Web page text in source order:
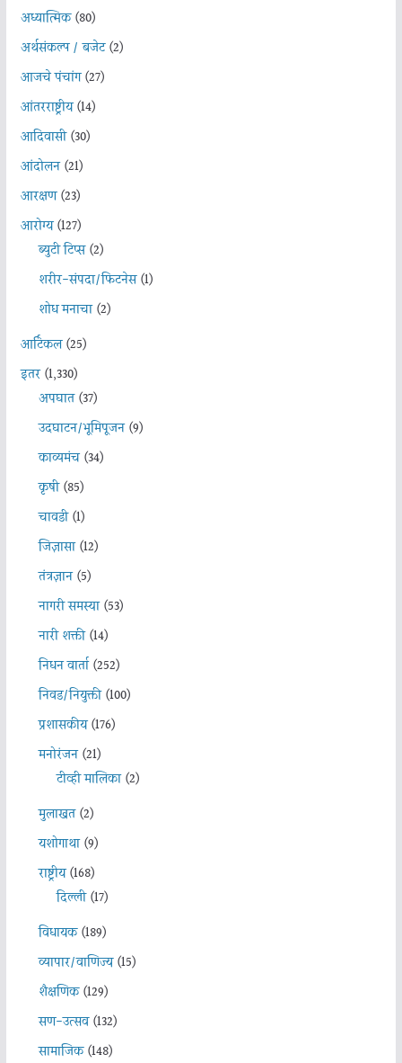
अध्यात्मिक(80)
अर्थसंकल्प / बजेट(2)
आजचे पंचांग(27)
आंतरराष्ट्रीय(14)
आदिवासी(30)
आंदोलन(21)
आरक्षण(23)
आरोग्य(127)
ब्युटी टिप्स(2)
शरीर-संपदा/फिटनेस(1)
शोध मनाचा(2)
आर्टिकल(25)
इतर(1,330)
अपघात(37)
उदघाटन/भूमिपूजन(9)
काव्यमंच(34)
कृषी(85)
चावडी(1)
जिज्ञासा(12)
तंत्रज्ञान(5)
नागरी समस्या(53)
नारी शक्ती(14)
निधन वार्ता(252)
निवड/नियुक्ती(100)
प्रशासकीय(176)
मनोरंजन(21)
टीव्ही मालिका(2)
मुलाखत(2)
यशोगाथा(9)
राष्ट्रीय(168)
दिल्ली(17)
विधायक(189)
व्यापार/वाणिज्य(15)
शैक्षणिक(129)
सण-उत्सव(132)
सामाजिक(148)